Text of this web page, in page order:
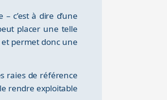
c’est à dire d’une
placer une telle
et permet donc une
raies de référence
rendre exploitable